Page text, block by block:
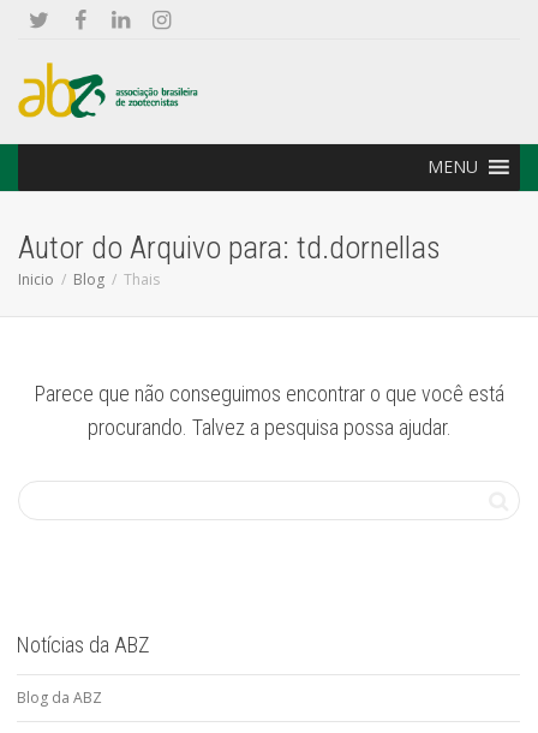
MENU
Autor do Arquivo para: td.dornellas
Inicio Blog Thais
Parece que não conseguimos encontrar o que você está
procurando. Talvez a pesquisa possa ajudar.
Notícias da ABZ
Blog da ABZ